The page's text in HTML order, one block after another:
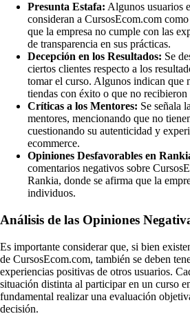
Presunta Estafa: Algunos usuarios
consideran a CursosEcom.com
que la empresa no cumple con las
de transparencia en sus prácticas.
Decepción en los Resultados: Se
ciertos clientes respecto a los
tomar el curso. Algunos indican que
tiendas con éxito o que no recibieron
Críticas a los Mentores: Se señala
mentores, mencionando que no
cuestionando su autenticidad y
ecommerce.
Opiniones Desfavorables en
comentarios negativos sobre
Rankia, donde se afirma que la
individuos.
Análisis de las Opiniones
Es importante considerar que, si bien
de CursosEcom.com, también se deben
experiencias positivas de otros usuarios.
situación distinta al participar en un curso
fundamental realizar una evaluación
decisión.